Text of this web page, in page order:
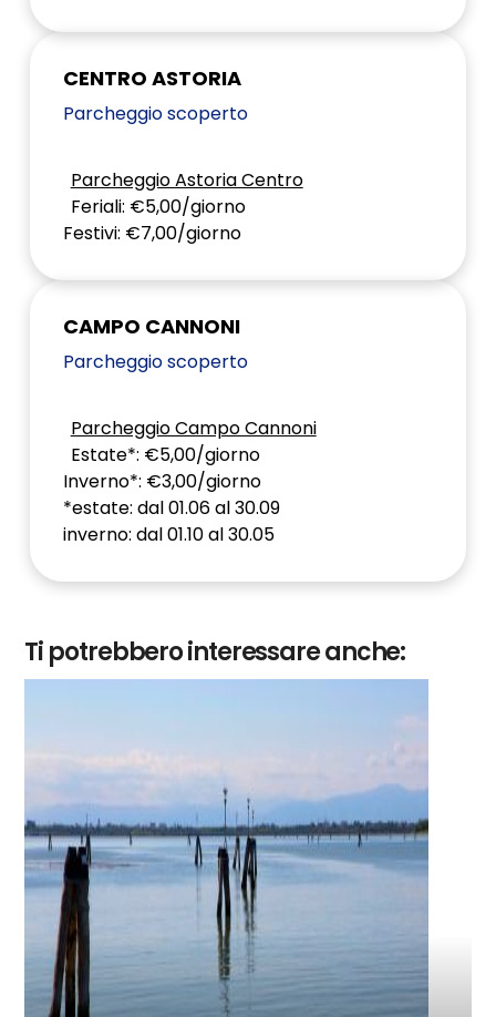
CENTRO ASTORIA
Parcheggio scoperto
Parcheggio Astoria Centro
Feriali: €5,00/giorno
Festivi: €7,00/giorno
CAMPO CANNONI
Parcheggio scoperto
Parcheggio Campo Cannoni
Estate*: €5,00/giorno
Inverno*: €3,00/giorno
*estate: dal 01.06 al 30.09
inverno: dal 01.10 al 30.05
Ti potrebbero interessare anche: